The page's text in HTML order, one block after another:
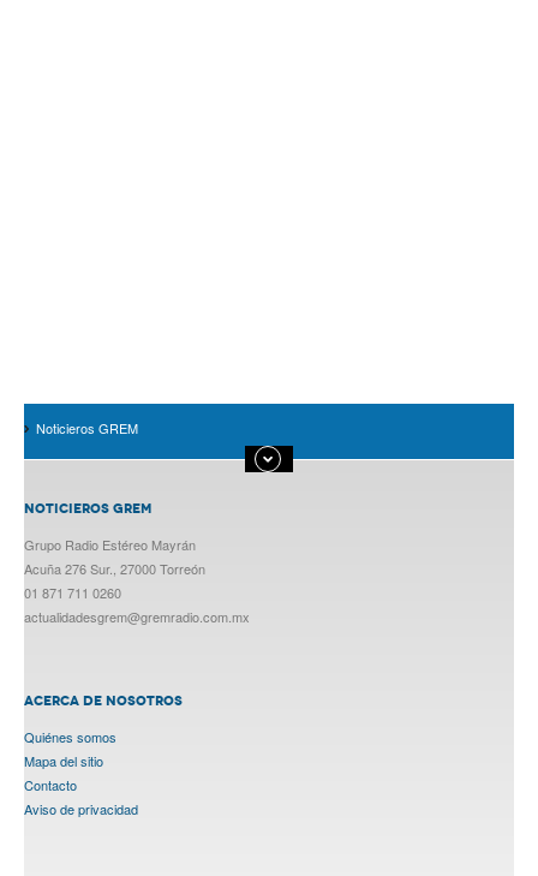
Noticieros GREM
NOTICIEROS GREM
Grupo Radio Estéreo Mayrán
Acuña 276 Sur., 27000 Torreón
01 871 711 0260
actualidadesgrem@gremradio.com.mx
ACERCA DE NOSOTROS
Quiénes somos
Mapa del sitio
Contacto
Aviso de privacidad